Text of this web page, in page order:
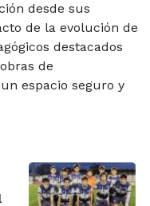
desde sus
de la evolución de
destacados
de
espacio seguro y